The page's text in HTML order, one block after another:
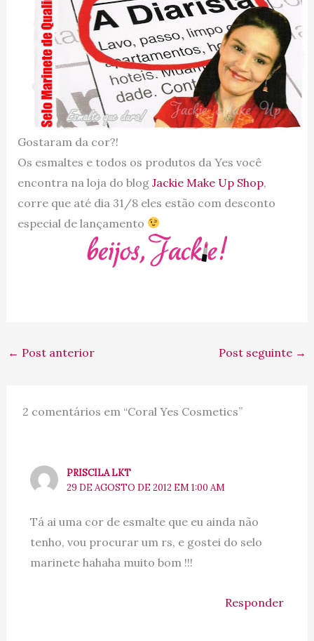
Gostaram da cor?!
Os esmaltes e todos os produtos da Yes você
encontra na loja do blog Jackie Make Up Shop,
corre que até dia 31/8 eles estão com desconto
especial de lançamento
← Post anterior Post seguinte →
2 comentários em “Coral Yes Cosmetics”
PRISCILA LKT
29 DE AGOSTO DE 2012 EM 1:00 AM
Tá ai uma cor de esmalte que eu ainda não
tenho, vou procurar um rs, e gostei do selo
marinete hahaha muito bom !!!
Responder